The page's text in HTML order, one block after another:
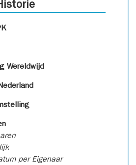
Wereldwijd
per Eigenaar